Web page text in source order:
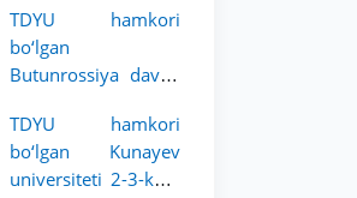
akademik mobillik
dasturini e’lon qildi
TDYU hamkori
bo‘lgan
Butunrossiya davlat
3-kurs talabalari
uchun akademik
mobillik dasturini
TDYU hamkori
bo‘lgan Kunayev
universiteti 2-3-kurs